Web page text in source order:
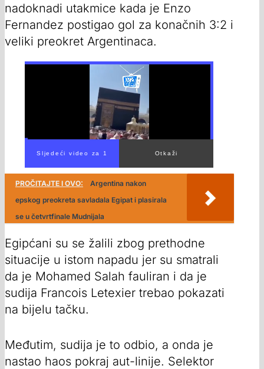
nadoknadi utakmice kada je Enzo
Fernandez postigao gol za konačnih 3:2 i
veliki preokret Argentinaca.
PROČITAJTE I OVO:
Argentina nakon
epskog preokreta savladala Egipat i plasirala
se u četvrtfinale Mudnijala
Egipćani su se žalili zbog prethodne
situacije u istom napadu jer su smatrali
da je Mohamed Salah fauliran i da je
sudija Francois Letexier trebao pokazati
na bijelu tačku.
Međutim, sudija je to odbio, a onda je
nastao haos pokraj aut-linije. Selektor